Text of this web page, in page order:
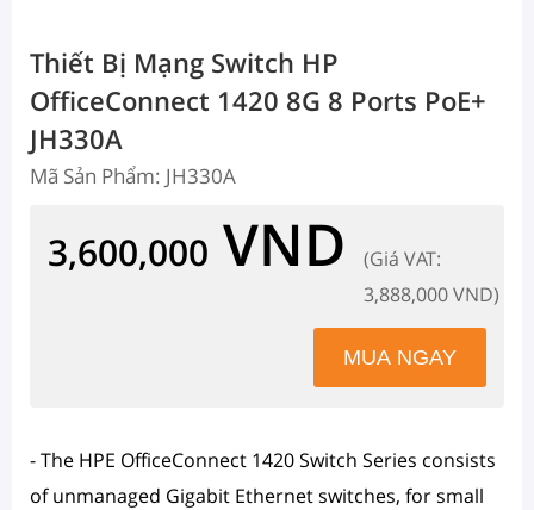
Thiết Bị Mạng Switch HP
OfficeConnect 1420 8G 8 Ports PoE+
JH330A
Mã Sản Phẩm: JH330A
3,600,000 VND
(Giá VAT:
3,888,000 VND)
- The HPE OfficeConnect 1420 Switch Series consists
of unmanaged Gigabit Ethernet switches, for small